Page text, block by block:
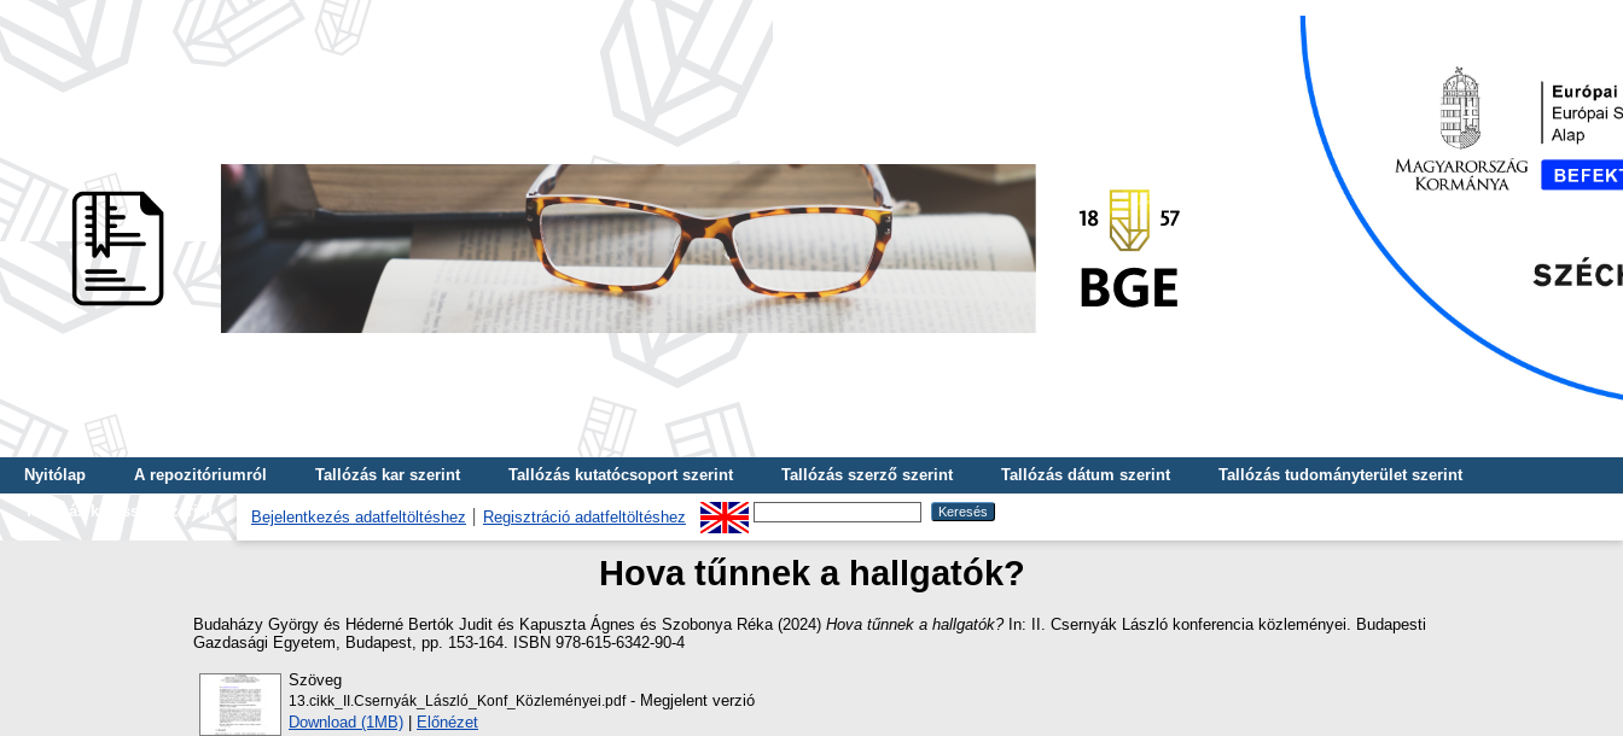
Nyitólap A repozitóriumról Tallózás kar szerint Tallózás kutatócsoport szerint Tallózás szerző szerint Tallózás dátum szerint
Tallózás tudományterület szerint
Tallózás kulcsszó szerint
Bejelentkezés adatfeltöltéshez Regisztráció adatfeltöltéshez
Hova tűnnek a hallgatók?
Budaházy György és Héderné Bertók Judit és Kapuszta Ágnes és Szobonya Réka (2024) Hova tűnnek a hallgatók?In: II. Csernyák László konferencia közleményei. Budapesti
Gazdasági Egyetem, Budapest, pp. 153-164. ISBN 978-615-6342-90-4
Szöveg
13.cikk_II.Csernyák_László_Konf_Közleményei.pdf- Megjelent verzió
Download (1MB) | Előnézet